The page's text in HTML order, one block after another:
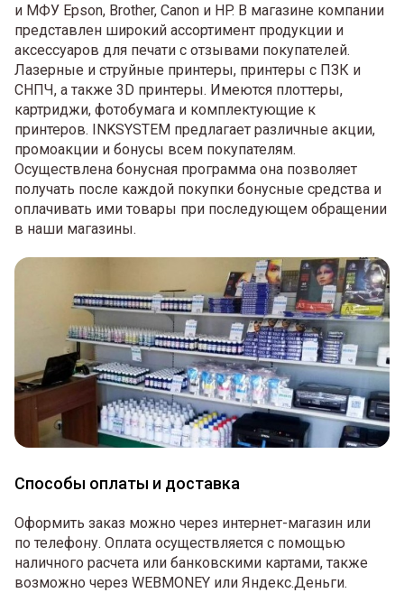
и МФУ Epson, Brother, Canon и HP. В магазине компании
представлен широкий ассортимент продукции и
аксессуаров для печати с отзывами покупателей.
Лазерные и струйные принтеры, принтеры с ПЗК и
СНПЧ, а также 3D принтеры. Имеются плоттеры,
картриджи, фотобумага и комплектующие к
принтеров. INKSYSTEM предлагает различные акции,
промоакции и бонусы всем покупателям.
Осуществлена бонусная программа она позволяет
получать после каждой покупки бонусные средства и
оплачивать ими товары при последующем обращении
в наши магазины.
Способы оплаты и доставка
Оформить заказ можно через интернет-магазин или
по телефону. Оплата осуществляется с помощью
наличного расчета или банковскими картами, также
возможно через WEBMONEY или Яндекс.Деньги.